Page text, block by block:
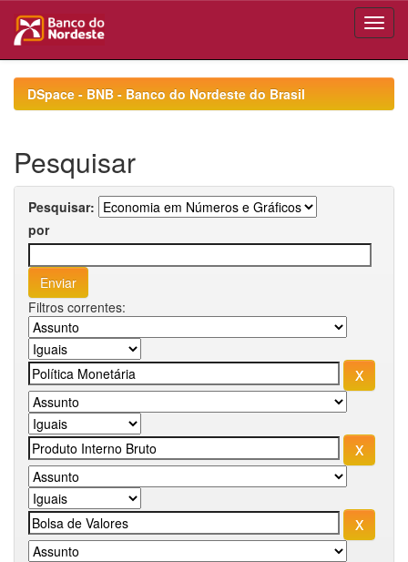
navigationDSpace - BNB - Banco do Nordeste do Brasil
Pesquisar
Pesquisar:
por
Filtros correntes: